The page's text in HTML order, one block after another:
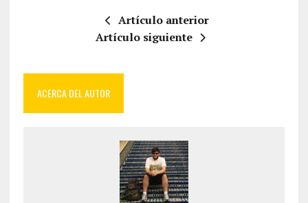
Artículo anterior
Artículo siguiente
ACERCA DEL AUTOR